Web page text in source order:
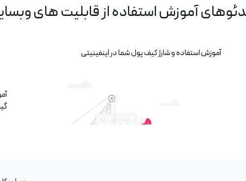
آموزش استفاده از قابلیت های
آموزش استفاده و شارژ کیف پول شما در اینفینیتی